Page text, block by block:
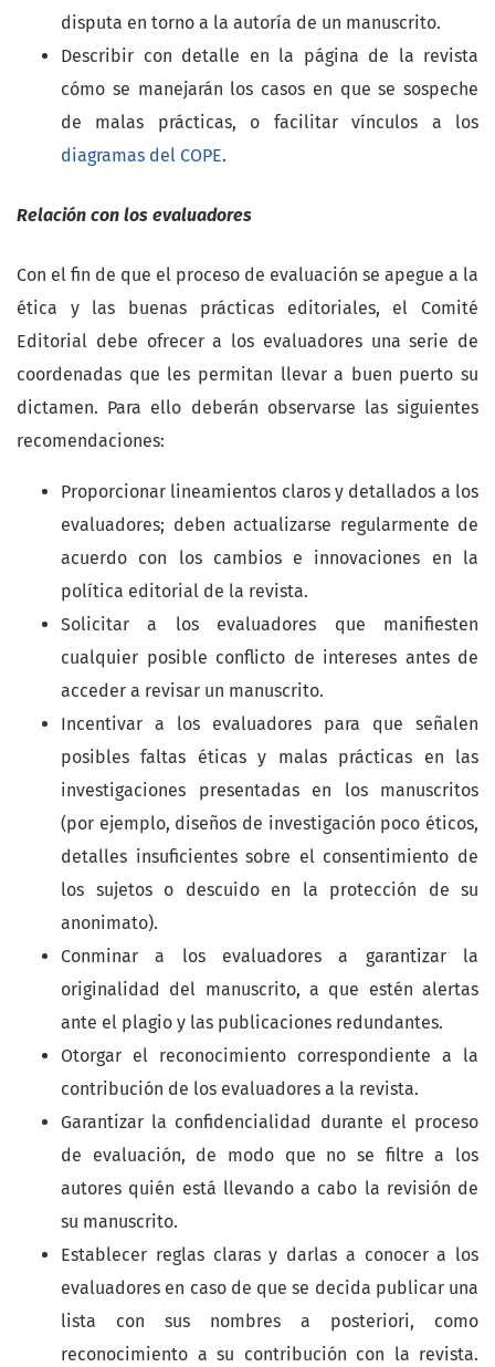
disputa en torno a la autoría de un manuscrito.
Describir con detalle en la página de la revista
cómo se manejarán los casos en que se sospeche
de malas prácticas, o facilitar vínculos a los
diagramas del COPE.
Relación con los evaluadores
Con el fin de que el proceso de evaluación se apegue a la
ética y las buenas prácticas editoriales, el Comité
Editorial debe ofrecer a los evaluadores una serie de
coordenadas que les permitan llevar a buen puerto su
dictamen. Para ello deberán observarse las siguientes
recomendaciones:
Proporcionar lineamientos claros y detallados a los
evaluadores; deben actualizarse regularmente de
acuerdo con los cambios e innovaciones en la
política editorial de la revista.
Solicitar a los evaluadores que manifiesten
cualquier posible conflicto de intereses antes de
acceder a revisar un manuscrito.
Incentivar a los evaluadores para que señalen
posibles faltas éticas y malas prácticas en las
investigaciones presentadas en los manuscritos
(por ejemplo, diseños de investigación poco éticos,
detalles insuficientes sobre el consentimiento de
los sujetos o descuido en la protección de su
anonimato).
Conminar a los evaluadores a garantizar la
originalidad del manuscrito, a que estén alertas
ante el plagio y las publicaciones redundantes.
Otorgar el reconocimiento correspondiente a la
contribución de los evaluadores a la revista.
Garantizar la confidencialidad durante el proceso
de evaluación, de modo que no se filtre a los
autores quién está llevando a cabo la revisión de
su manuscrito.
Establecer reglas claras y darlas a conocer a los
evaluadores en caso de que se decida publicar una
lista con sus nombres a posteriori, como
reconocimiento a su contribución con la revista.